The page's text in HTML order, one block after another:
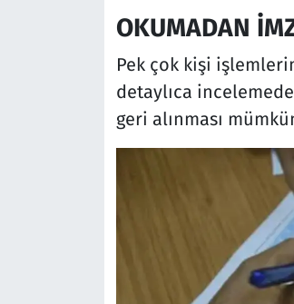
OKUMADAN
Pek çok kişi
detaylıca
geri alınması